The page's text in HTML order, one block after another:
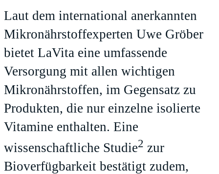
Laut dem international anerkannten
Mikronährstoffexperten Uwe Gröber
bietet LaVita eine umfassende
Versorgung mit allen wichtigen
Mikronährstoffen, im Gegensatz zu
Produkten, die nur einzelne isolierte
Vitamine enthalten. Eine
wissenschaftliche Studie2 zur
Bioverfügbarkeit bestätigt zudem,